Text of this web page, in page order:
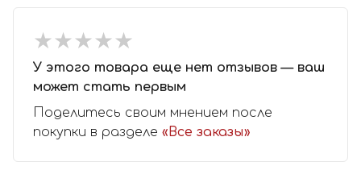
★★★★★
★★★★★
У этого товара еще нет отзывов — ваш
может стать первым
Поделитесь своим мнением после
покупки в разделе «Все заказы»